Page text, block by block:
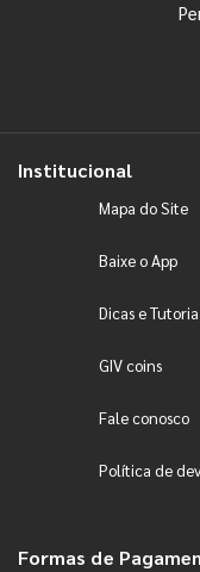
Institucional
Mapa do Site
Baixe o App
Dicas e
GIV coins
Fale conosco
Política de
Formas de